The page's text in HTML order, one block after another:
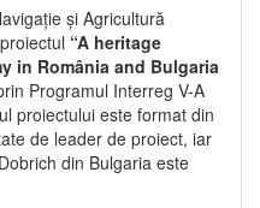
și Agricultură
“A heritage
in România and Bulgaria
Programul Interreg V-A
proiectului este format din
de leader de proiect, iar
din Bulgaria este